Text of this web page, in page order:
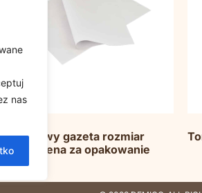
nas
pakowy gazeta rozmiar
cena za opakowanie